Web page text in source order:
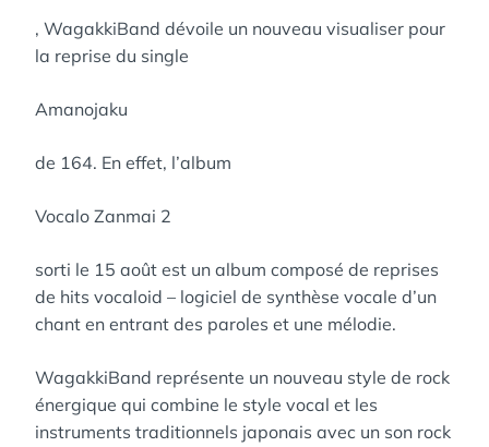
, WagakkiBand dévoile un nouveau visualiser pour
la reprise du single
Amanojaku
de 164. En effet, l’album
Vocalo Zanmai 2
sorti le 15 août est un album composé de reprises
de hits vocaloid – logiciel de synthèse vocale d’un
chant en entrant des paroles et une mélodie.
WagakkiBand représente un nouveau style de rock
énergique qui combine le style vocal et les
instruments traditionnels japonais avec un son rock